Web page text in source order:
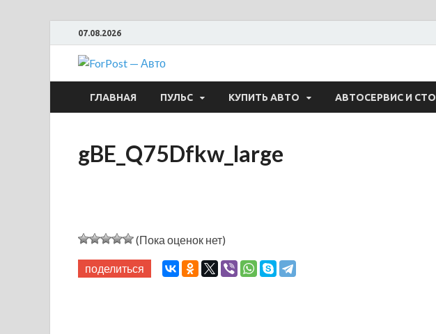
07.08.2026
ForPost — Авто
ГЛАВНАЯ ПУЛЬС КУПИТЬ АВТО АВТОСЕРВИС И СТО
gBE_Q75Dfkw_large
(Пока оценок нет)
поделиться